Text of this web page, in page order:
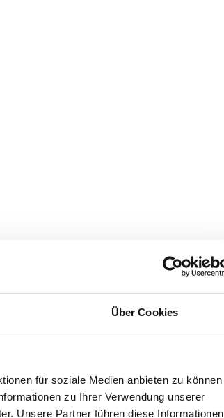
Über Cookies
für soziale Medien anbieten zu können
zu Ihrer Verwendung unserer
Unsere Partner führen diese Informationen
allaitant